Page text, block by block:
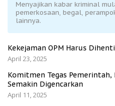
Menyajikan kabar kriminal
pemerkosaan, begal,
lainnya.
Kekejaman OPM Harus
April 23, 2025
Komitmen Tegas Pemerintah,
Semakin Digencarkan
April 11, 2025